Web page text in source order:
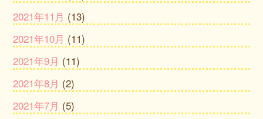
2021年11月 (13)
2021年10月 (11)
2021年9月 (11)
2021年8月 (2)
2021年7月 (5)